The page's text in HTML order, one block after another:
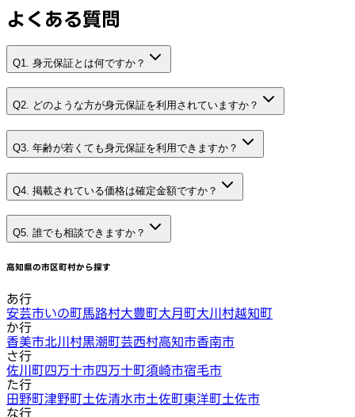
よくある質問
Q1. 身元保証とは何ですか？
Q2. どのような方が身元保証を利用されていますか？
Q3. 年齢が若くても身元保証を利用できますか？
Q4. 掲載されている価格は確定金額ですか？
Q5. 誰でも相談できますか？
高知県の市区町村から探す
あ行
安芸市いの町馬路村大豊町大月町大川村越知町
か行
香美市北川村黒潮町芸西村高知市香南市
さ行
佐川町四万十市四万十町須崎市宿毛市
た行
田野町津野町土佐清水市土佐町東洋町土佐市
な行